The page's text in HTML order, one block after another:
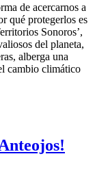
de acercarnos a
qué protegerlos es
Sonoros’,
del planeta,
alberga una
cambio climático